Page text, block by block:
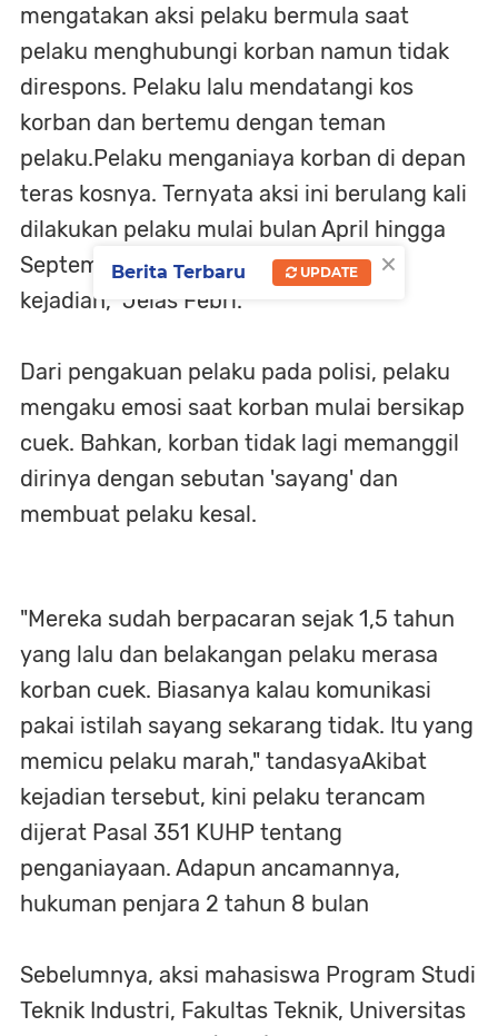
mengatakan aksi pelaku bermula saat
pelaku menghubungi korban namun tidak
direspons. Pelaku lalu mendatangi kos
korban dan bertemu dengan teman
pelaku.Pelaku menganiaya korban di depan
teras kosnya. Ternyata aksi ini berulang kali
dilakukan pelaku mulai bulan April hingga
September. Ada sebanyak empat kali
kejadian," Jelas Febri.
Dari pengakuan pelaku pada polisi, pelaku
mengaku emosi saat korban mulai bersikap
cuek. Bahkan, korban tidak lagi memanggil
dirinya dengan sebutan 'sayang' dan
membuat pelaku kesal.
"Mereka sudah berpacaran sejak 1,5 tahun
yang lalu dan belakangan pelaku merasa
korban cuek. Biasanya kalau komunikasi
pakai istilah sayang sekarang tidak. Itu yang
memicu pelaku marah," tandasyaAkibat
kejadian tersebut, kini pelaku terancam
dijerat Pasal 351 KUHP tentang
penganiayaan. Adapun ancamannya,
hukuman penjara 2 tahun 8 bulan
Sebelumnya, aksi mahasiswa Program Studi
Teknik Industri, Fakultas Teknik, Universitas
×
Berita Terbaru UPDATE